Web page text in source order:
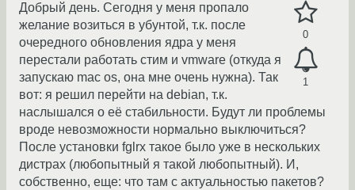
0
1
Добрый день. Сегодня у меня пропало
желание возиться в убунтой, т.к. после
очередного обновления ядра у меня
перестали работать стим и vmware (откуда я
запускаю mac os, она мне очень нужна). Так
вот: я решил перейти на debian, т.к.
наслышался о её стабильности. Будут ли проблемы
вроде невозможности нормально выключиться?
После установки fglrx такое было уже в нескольких
дистрах (любопытный я такой любопытный). И,
собственно, еще: что там с актуальностью пакетов?